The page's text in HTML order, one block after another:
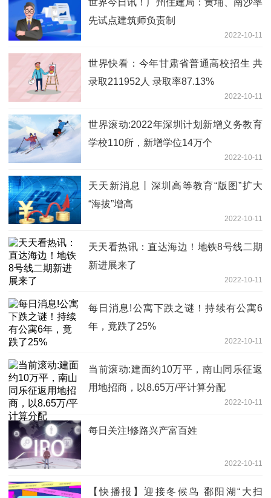
世界今日讯！广州住建局：黄埔、南沙率
先试点建筑师负责制
2022-10-11
世界快看：今年甘肃省普通高校招生 共
录取211952人 录取率87.13%
2022-10-11
世界滚动:2022年深圳计划新增义务教育
学校110所，新增学位14万个
2022-10-11
天天新消息丨深圳高等教育“版图”扩大
“海拔”增高
2022-10-11
天天看热讯：直达海边！地铁8号线二期
新进展来了
2022-10-11
每日消息!公寓下跌之谜！持续有公寓6
年，竟跌了25%
2022-10-11
当前滚动:建面约10万平，南山同乐征返
用地招商，以8.65万/平计算分配
2022-10-11
每日关注!修路兴产富百姓
2022-10-11
【快播报】迎接冬候鸟 鄱阳湖“大扫